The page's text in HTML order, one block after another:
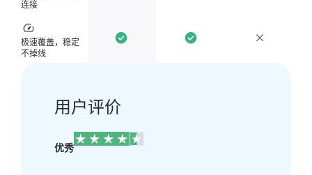
连接
极速覆盖，稳定
不掉线
用户评价
优秀